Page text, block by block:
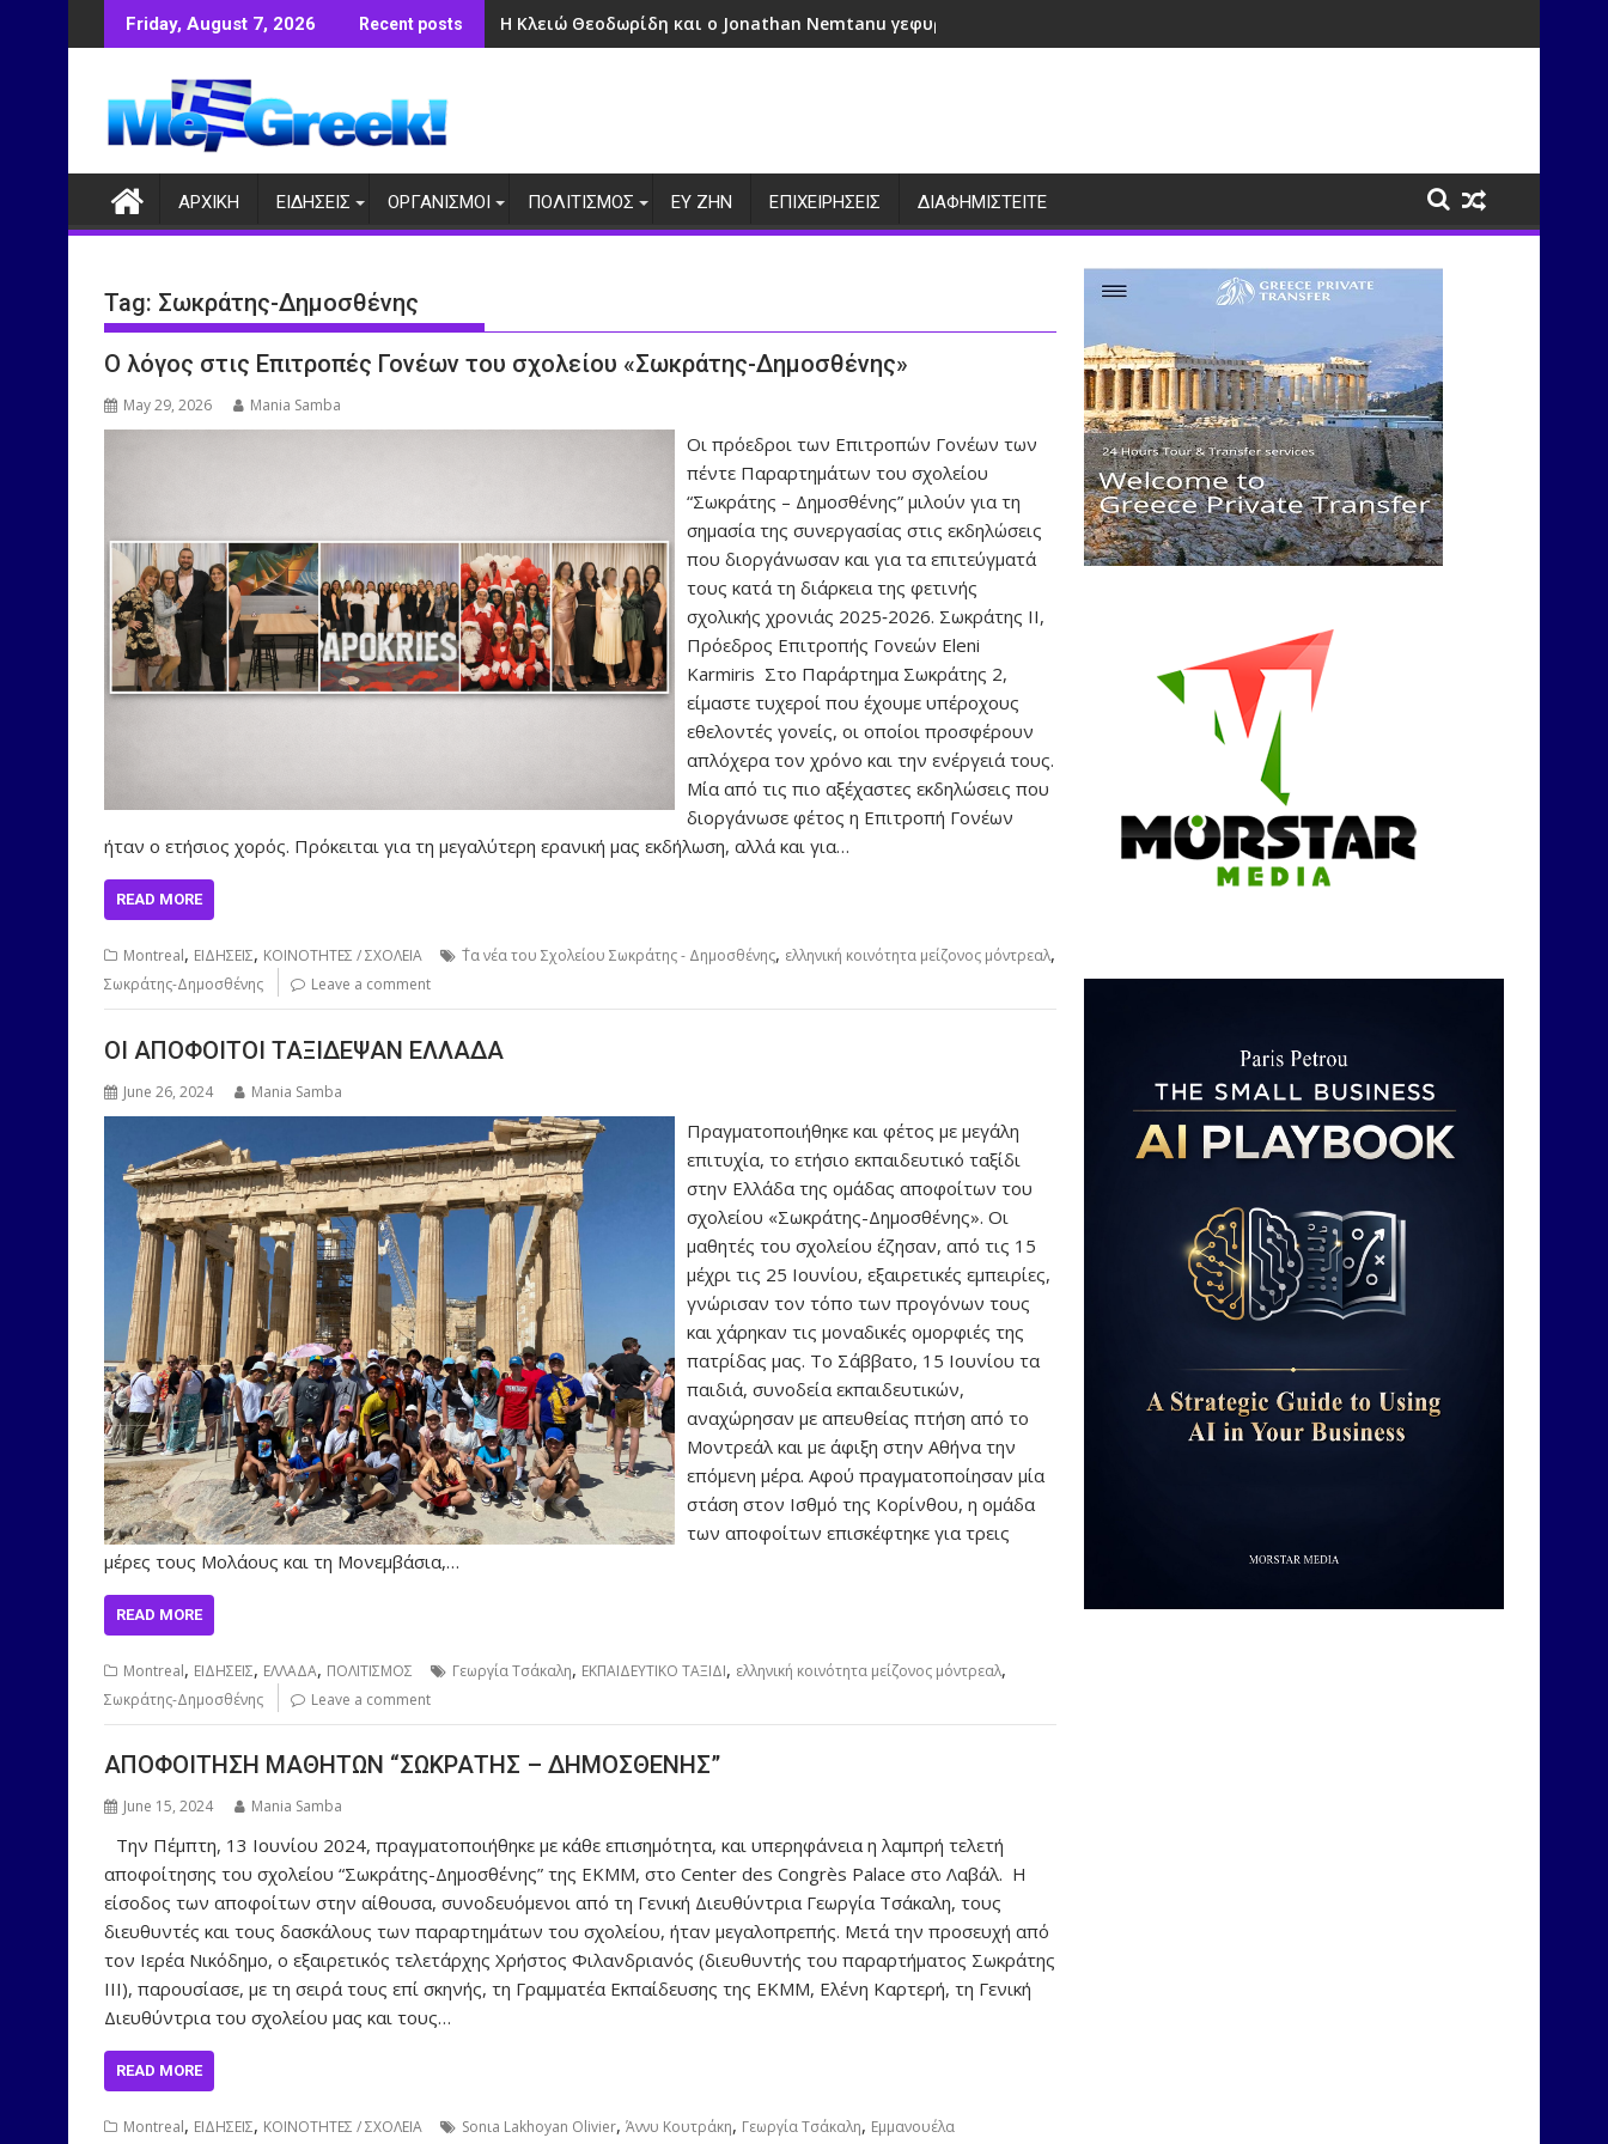
to
Friday, August 7, 2026 Recent posts Η Κλειώ Θεοδωρίδη και ο Jonathan Nemtanu γεφυρώνουν πολιτισμούς μέσα από τη μουσική
ΑΡΧΙΚΗ ΕΙΔΗΣΕΙΣ ΟΡΓΑΝΙΣΜΟΙ ΠΟΛΙΤΙΣΜΟΣ ΕΥ ΖΗΝ ΕΠΙΧΕΙΡΗΣΕΙΣ ΔΙΑΦΗΜΙΣΤΕΙΤΕ
Tag: Σωκράτης-Δημοσθένης
Ο λόγος στις Επιτροπές Γονέων του σχολείου «Σωκράτης-Δημοσθένης»
May 29, 2026 Mania Samba
Οι πρόεδροι των Επιτροπών Γονέων των
πέντε Παραρτημάτων του σχολείου
“Σωκράτης – Δημοσθένης” μιλούν για τη
σημασία της συνεργασίας στις εκδηλώσεις
που διοργάνωσαν και για τα επιτεύγματά
τους κατά τη διάρκεια της φετινής
σχολικής χρονιάς 2025‑2026. Σωκράτης ΙΙ,
Πρόεδρος Επιτροπής Γονεών Eleni
Karmiris Στο Παράρτημα Σωκράτης 2,
είμαστε τυχεροί που έχουμε υπέροχους
εθελοντές γονείς, οι οποίοι προσφέρουν
απλόχερα τον χρόνο και την ενέργειά τους.
Μία από τις πιο αξέχαστες εκδηλώσεις που
διοργάνωσε φέτος η Επιτροπή Γονέων
ήταν ο ετήσιος χορός. Πρόκειται για τη μεγαλύτερη ερανική μας εκδήλωση, αλλά και για…
READ MORE
Montreal, ΕΙΔΗΣΕΙΣ, ΚΟΙΝΟΤΗΤΕΣ / ΣΧΟΛΕΙΑ ΄Τα νέα του Σχολείου Σωκράτης - Δημοσθένης, ελληνική κοινότητα μείζονος μόντρεαλ,
Σωκράτης-Δημοσθένης Leave a comment
ΟΙ ΑΠΟΦΟΙΤΟΙ ΤΑΞΙΔΕΨΑΝ ΕΛΛΑΔΑ
June 26, 2024 Mania Samba
Πραγματοποιήθηκε και φέτος με μεγάλη
επιτυχία, το ετήσιο εκπαιδευτικό ταξίδι
στην Ελλάδα της ομάδας αποφοίτων του
σχολείου «Σωκράτης-Δημοσθένης». Οι
μαθητές του σχολείου έζησαν, από τις 15
μέχρι τις 25 Ιουνίου, εξαιρετικές εμπειρίες,
γνώρισαν τον τόπο των προγόνων τους
και χάρηκαν τις μοναδικές ομορφιές της
πατρίδας μας. Το Σάββατο, 15 Ιουνίου τα
παιδιά, συνοδεία εκπαιδευτικών,
αναχώρησαν με απευθείας πτήση από το
Μοντρεάλ και με άφιξη στην Αθήνα την
επόμενη μέρα. Αφού πραγματοποίησαν μία
στάση στον Ισθμό της Κορίνθου, η ομάδα
των αποφοίτων επισκέφτηκε για τρεις
μέρες τους Μολάους και τη Μονεμβάσια,…
READ MORE
Montreal, ΕΙΔΗΣΕΙΣ, ΕΛΛΑΔΑ, ΠΟΛΙΤΙΣΜΟΣ Γεωργία Τσάκαλη, ΕΚΠΑΙΔΕΥΤΙΚΟ ΤΑΞΙΔΙ, ελληνική κοινότητα μείζονος μόντρεαλ,
Σωκράτης-Δημοσθένης Leave a comment
ΑΠΟΦΟΙΤΗΣΗ ΜΑΘΗΤΩΝ “ΣΩΚΡΑΤΗΣ – ΔΗΜΟΣΘΕΝΗΣ”
June 15, 2024 Mania Samba
Την Πέμπτη, 13 Ιουνίου 2024, πραγματοποιήθηκε με κάθε επισημότητα, και υπερηφάνεια η λαμπρή τελετή
αποφοίτησης του σχολείου “Σωκράτης-Δημοσθένης” της ΕΚΜΜ, στο Center des Congrès Palace στο Λαβάλ. Η
είσοδος των αποφοίτων στην αίθουσα, συνοδευόμενοι από τη Γενική Διευθύντρια Γεωργία Τσάκαλη, τους
διευθυντές και τους δασκάλους των παραρτημάτων του σχολείου, ήταν μεγαλοπρεπής. Μετά την προσευχή από
τον Ιερέα Νικόδημο, ο εξαιρετικός τελετάρχης Χρήστος Φιλανδριανός (διευθυντής του παραρτήματος Σωκράτης
ΙΙΙ), παρουσίασε, με τη σειρά τους επί σκηνής, τη Γραμματέα Εκπαίδευσης της ΕΚΜΜ, Ελένη Καρτερή, τη Γενική
Διευθύντρια του σχολείου μας και τους…
READ MORE
Montreal, ΕΙΔΗΣΕΙΣ, ΚΟΙΝΟΤΗΤΕΣ / ΣΧΟΛΕΙΑ Sonιa Lakhoyan Olivier, Άννυ Κουτράκη, Γεωργία Τσάκαλη, Εμμανουέλα